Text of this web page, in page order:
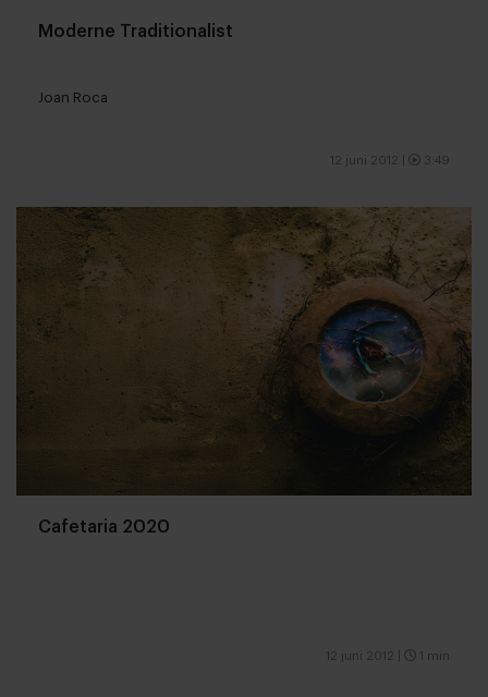
Moderne Traditionalist
Joan Roca
12 juni 2012 3:49
Cafetaria 2020
12 juni 2012 1 min